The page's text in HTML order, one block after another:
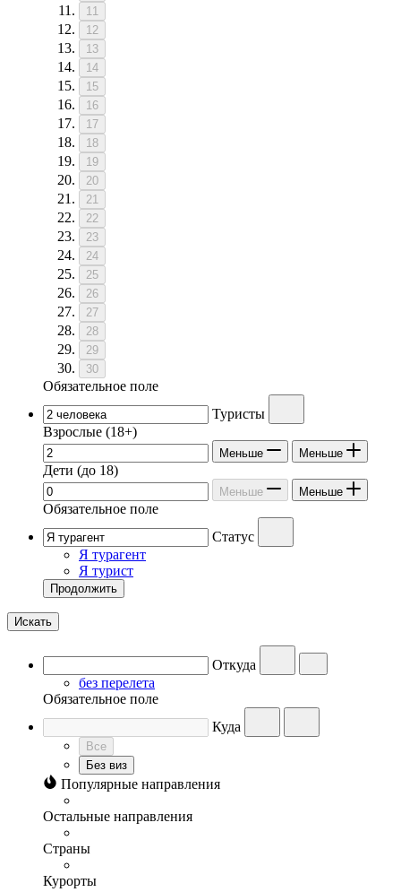
11
12
13
14
15
16
17
18
19
20
21
22
23
24
25
26
27
28
29
30
Обязательное поле
Туристы
Взрослые (18+)
Меньше Меньше
Дети (до 18)
Меньше Меньше
Обязательное поле
Статус
Я турагент
Я турист
Продолжить
Искать
Откуда
без перелета
Обязательное поле
Куда
Все
Без виз
Популярные направления
Остальные направления
Страны
Курорты